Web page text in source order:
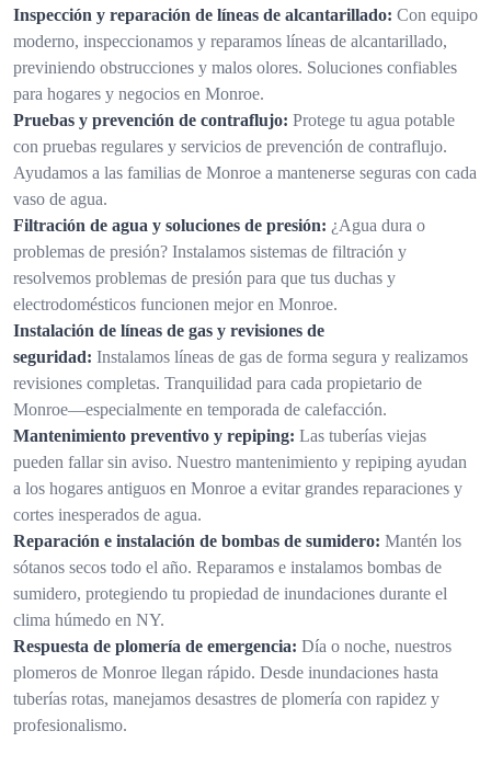
Inspección y reparación de líneas de alcantarillado: Con equipo
moderno, inspeccionamos y reparamos líneas de alcantarillado,
previniendo obstrucciones y malos olores. Soluciones confiables
para hogares y negocios en Monroe.
Pruebas y prevención de contraflujo: Protege tu agua potable
con pruebas regulares y servicios de prevención de contraflujo.
Ayudamos a las familias de Monroe a mantenerse seguras con cada
vaso de agua.
Filtración de agua y soluciones de presión: ¿Agua dura o
problemas de presión? Instalamos sistemas de filtración y
resolvemos problemas de presión para que tus duchas y
electrodomésticos funcionen mejor en Monroe.
Instalación de líneas de gas y revisiones de
seguridad: Instalamos líneas de gas de forma segura y realizamos
revisiones completas. Tranquilidad para cada propietario de
Monroe—especialmente en temporada de calefacción.
Mantenimiento preventivo y repiping: Las tuberías viejas
pueden fallar sin aviso. Nuestro mantenimiento y repiping ayudan
a los hogares antiguos en Monroe a evitar grandes reparaciones y
cortes inesperados de agua.
Reparación e instalación de bombas de sumidero: Mantén los
sótanos secos todo el año. Reparamos e instalamos bombas de
sumidero, protegiendo tu propiedad de inundaciones durante el
clima húmedo en NY.
Respuesta de plomería de emergencia: Día o noche, nuestros
plomeros de Monroe llegan rápido. Desde inundaciones hasta
tuberías rotas, manejamos desastres de plomería con rapidez y
profesionalismo.